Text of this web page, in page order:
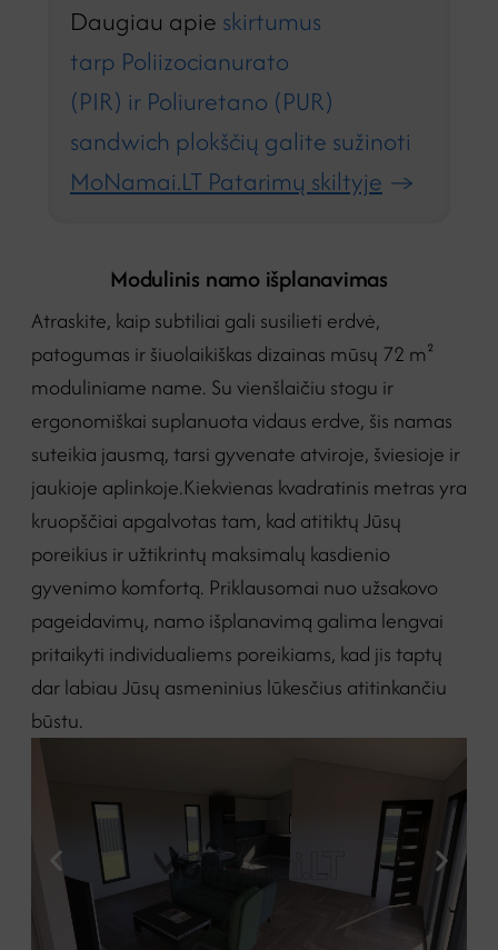
Daugiau apie skirtumus
tarp Poliizocianurato
(PIR) ir Poliuretano (PUR)
sandwich plokščių galite sužinoti
MoNamai.LT Patarimų skiltyje →
Modulinis namo išplanavimas
Atraskite, kaip subtiliai gali susilieti erdvė,
patogumas ir šiuolaikiškas dizainas mūsų 72 m²
moduliniame name. Su vienšlaičiu stogu ir
ergonomiškai suplanuota vidaus erdve, šis namas
suteikia jausmą, tarsi gyvenate atviroje, šviesioje ir
jaukioje aplinkoje.Kiekvienas kvadratinis metras yra
kruopščiai apgalvotas tam, kad atitiktų Jūsų
poreikius ir užtikrintų maksimalų kasdienio
gyvenimo komfortą. Priklausomai nuo užsakovo
pageidavimų, namo išplanavimą galima lengvai
pritaikyti individualiems poreikiams, kad jis taptų
dar labiau Jūsų asmeninius lūkesčius atitinkančiu
būstu.